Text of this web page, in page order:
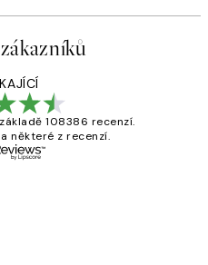
108386 recenzí.
některé z recenzí.